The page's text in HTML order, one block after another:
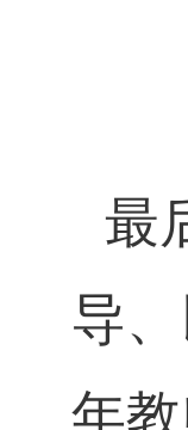
最
导
年